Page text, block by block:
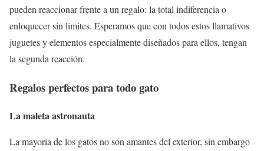
pueden reaccionar frente a un regalo: la total indiferencia o
enloquecer sin limites. Esperamos que con todos estos llamativos
juguetes y elementos especialmente diseñados para ellos, tengan
la segunda reacción.
Regalos perfectos para todo gato
La maleta astronauta
La mayoría de los gatos no son amantes del exterior, sin embargo